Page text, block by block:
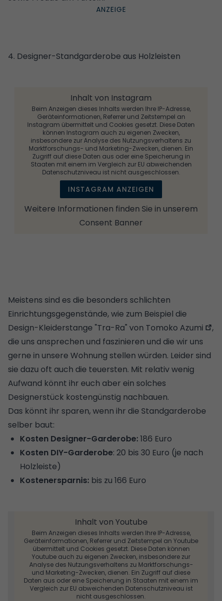
4. Designer-Standgarderobe aus Holzleisten
Inhalt von Instagram
Beim Anzeigen dieses Inhalts werden Ihre IP-Adresse,
Geräteinformationen, Referrer und Zeitstempel an
Instagram übermittelt und Cookies gesetzt. Diese Daten
können Instagram auch zu eigenen Zwecken,
insbesondere zur Analyse des Nutzungsverhaltens zu
Marktforschungs- und Marketing-Zwecken, dienen. Ein
Zugriff auf diese Daten aus oder eine Speicherung in
Staaten mit einem im Vergleich zur EU abweichenden
Datenschutzniveau ist nicht ausgeschlossen.
INSTAGRAM ANZEIGEN
Weitere Informationen finden Sie in unserem
Consent Banner
Meistens sind es die besonders schlichten
Einrichtungsgegenstände, wie zum Beispiel die
Design-Kleiderstange "Tra-Ra" von Tomoko Azumi
,
die uns ansprechen und faszinieren und die wir uns
gerne in unsere Wohnung stellen würden. Leider sind
sie dazu oft auch die teuersten. Mit relativ wenig
Aufwand könnt ihr euch aber ein solches
Designerstück kostengünstig nachbauen.
Das könnt ihr sparen, wenn ihr die Standgarderobe
selber baut:
Kosten Designer-Garderobe: 186 Euro
Kosten DIY-Garderobe: 20 bis 30 Euro (je nach
Holzleiste)
Kostenersparnis: bis zu 166 Euro
Inhalt von Youtube
Beim Anzeigen dieses Inhalts werden Ihre IP-Adresse,
Geräteinformationen, Referrer und Zeitstempel an Youtube
übermittelt und Cookies gesetzt. Diese Daten können
Youtube auch zu eigenen Zwecken, insbesondere zur
Analyse des Nutzungsverhaltens zu Marktforschungs-
und Marketing-Zwecken, dienen. Ein Zugriff auf diese
Daten aus oder eine Speicherung in Staaten mit einem im
Vergleich zur EU abweichenden Datenschutzniveau ist
nicht ausgeschlossen.